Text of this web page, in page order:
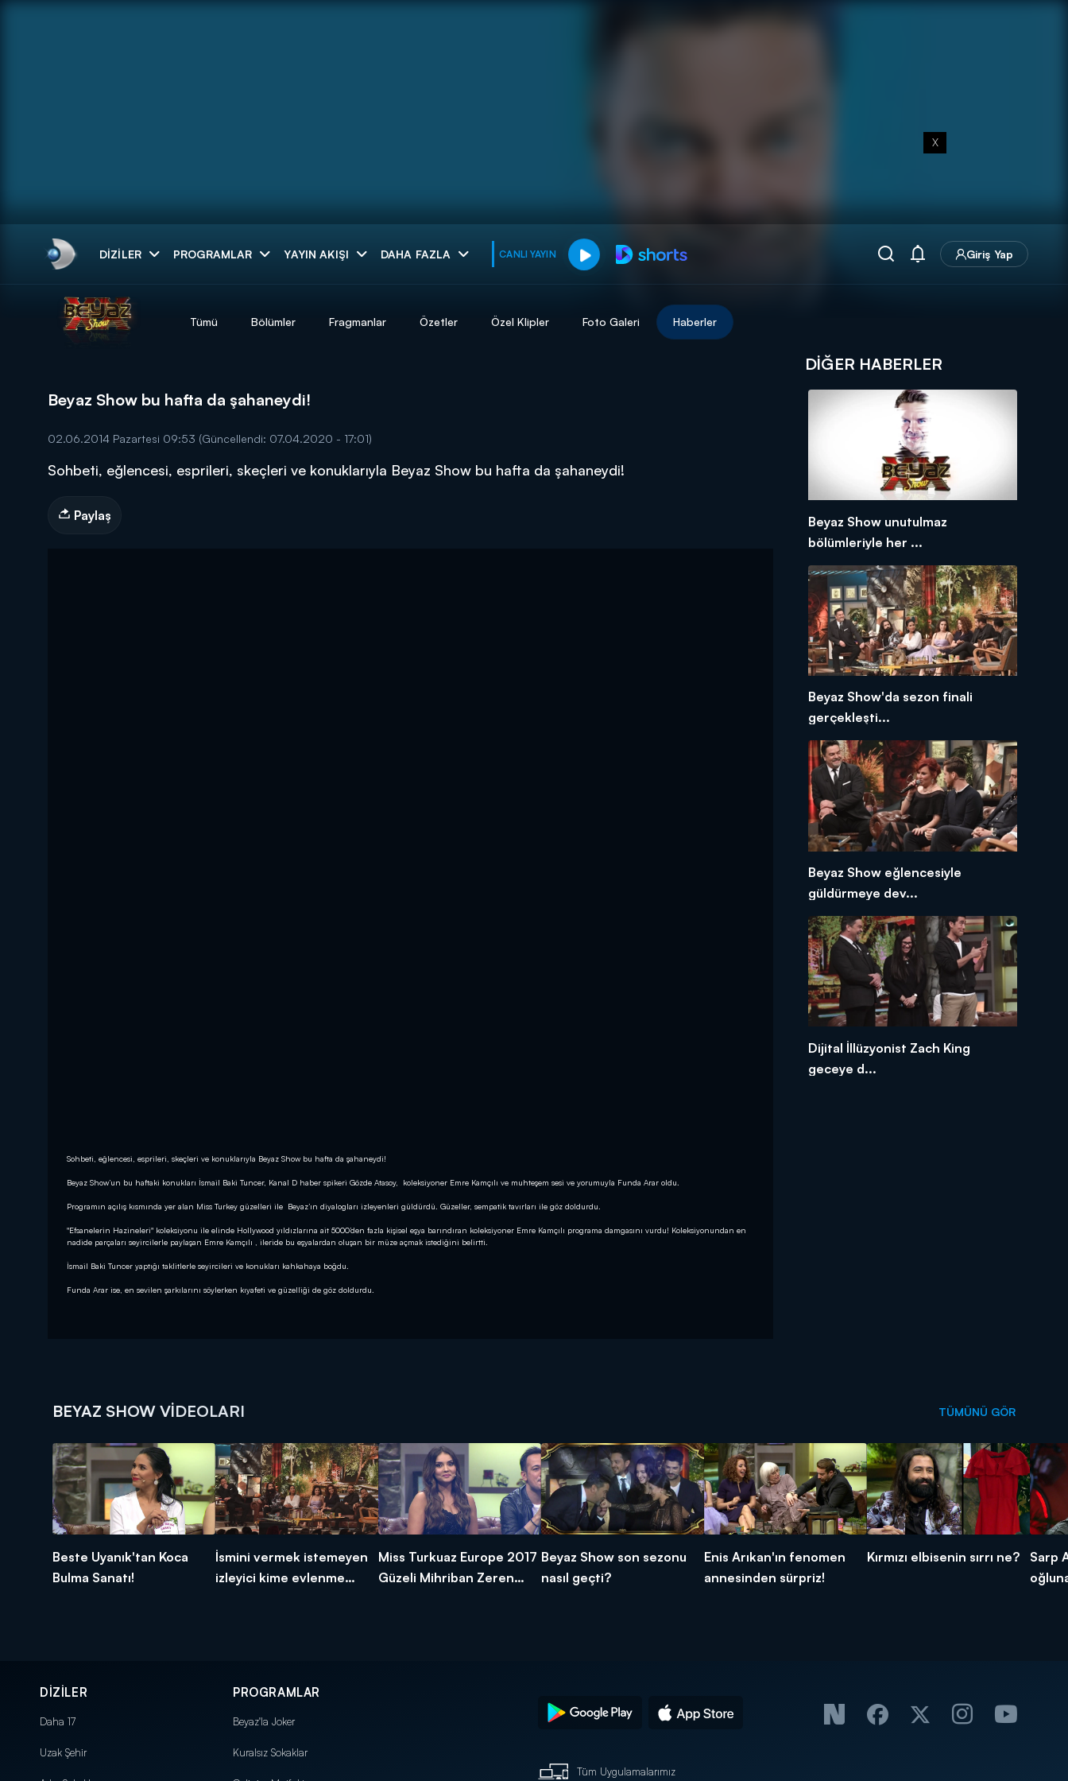
X
DIZILER PROGRAMLAR YAYIN AKIŞI DAHA FAZLA CANLI YAYIN Giriş Yap
muhteşem ikili
DİĞER SONUÇLAR
Tümü Bölümler Fragmanlar Özetler Özel Klipler Foto Galeri Haberler
Beyaz Show bu hafta da şahaneydi!
02.06.2014 Pazartesi 09:53 (Güncellendi: 07.04.2020 - 17:01)
Sohbeti, eğlencesi, esprileri, skeçleri ve konuklarıyla Beyaz Show bu hafta da şahaneydi!
Paylaş
Sohbeti, eğlencesi, esprileri, skeçleri ve konuklarıyla Beyaz Show bu hafta da şahaneydi!
Beyaz Show’un bu haftaki konukları İsmail Baki Tuncer, Kanal D haber spikeri Gözde Atasoy, koleksiyoner Emre Kamçılı ve muhteşem sesi ve yorumuyla Funda Arar oldu.
Programın açılış kısmında yer alan Miss Turkey güzelleri ile Beyaz’ın diyalogları izleyenleri güldürdü. Güzeller, sempatik tavırları ile göz doldurdu.
"Efsanelerin Hazineleri" koleksiyonu ile elinde Hollywood yıldızlarına ait 5000’den fazla kişisel eşya barındıran koleksiyoner Emre Kamçılı programa damgasını vurdu! Koleksiyonundan en
nadide parçaları seyircilerle paylaşan Emre Kamçılı , ileride bu eşyalardan oluşan bir müze açmak istediğini belirtti.
İsmail Baki Tuncer yaptığı taklitlerle seyircileri ve konukları kahkahaya boğdu.
Funda Arar ise, en sevilen şarkılarını söylerken kıyafeti ve güzelliği de göz doldurdu.
DIĞER HABERLER
Beyaz Show unutulmaz
bölümleriyle her ...
Beyaz Show'da sezon finali
gerçekleşti...
Beyaz Show eğlencesiyle
güldürmeye dev...
Dijital İllüzyonist Zach King
geceye d...
BEYAZ SHOW VIDEOLARI TÜMÜNÜ GÖR
Beste Uyanık'tan Koca
Bulma Sanatı!
İsmini vermek istemeyen
izleyici kime evlenme
Miss Turkuaz Europe 2017
Güzeli Mihriban Zeren
Beyaz Show son sezonu
nasıl geçti?
Enis Arıkan'ın fenomen
annesinden sürpriz!
Kırmızı elbisenin sırrı ne?
Sarp
DİZİLER
Daha 17
Uzak Şehir
PROGRAMLAR
Beyaz'la Joker
Kuralsız Sokaklar
Tüm Uygulamalarımız